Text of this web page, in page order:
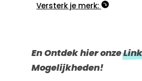
Versterk je merk:
En Ontdek hier onze
Mogelijkheden!